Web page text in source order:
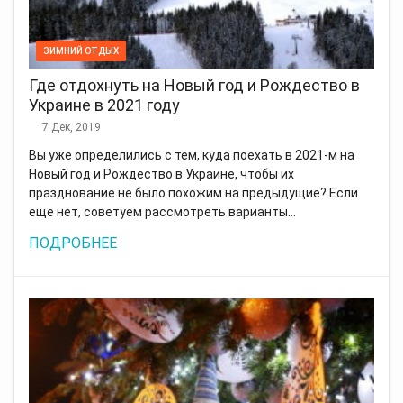
ЗИМНИЙ ОТДЫХ
Где отдохнуть на Новый год и Рождество в
Украине в 2021 году
7 Дек, 2019
Вы уже определились с тем, куда поехать в 2021-м на
Новый год и Рождество в Украине, чтобы их
празднование не было похожим на предыдущие? Если
еще нет, советуем рассмотреть варианты…
ПОДРОБНЕЕ